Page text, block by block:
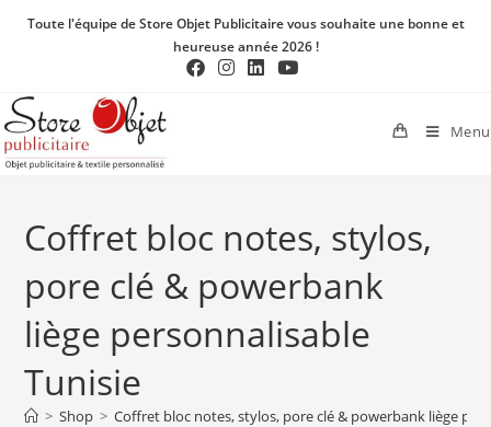
Toute l'équipe de Store Objet Publicitaire vous souhaite une bonne et
heureuse année 2026 !
Menu
Coffret bloc notes, stylos,
pore clé & powerbank
liège personnalisable
Tunisie
> Shop > Coffret bloc notes, stylos, pore clé & powerbank liège